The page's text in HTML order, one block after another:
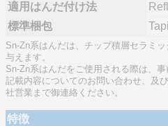
適用はんだ付け法
標準梱包
Sn-Zn系はんだは、チップ積層セラミ
与えます。
Sn-Zn系はんだをご使用される際は、事
記載内容についてのお問い合わせ、及
社営業まで御連絡ください。
特徴